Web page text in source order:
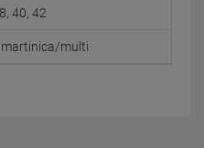
40, 42
multi